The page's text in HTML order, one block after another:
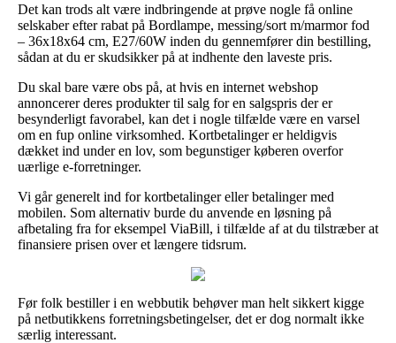
Det kan trods alt være indbringende at prøve nogle få online
selskaber efter rabat på Bordlampe, messing/sort m/marmor fod
– 36x18x64 cm, E27/60W inden du gennemfører din bestilling,
sådan at du er skudsikker på at indhente den laveste pris.
Du skal bare være obs på, at hvis en internet webshop
annoncerer deres produkter til salg for en salgspris der er
besynderligt favorabel, kan det i nogle tilfælde være en varsel
om en fup online virksomhed. Kortbetalinger er heldigvis
dækket ind under en lov, som begunstiger køberen overfor
uærlige e-forretninger.
Vi går generelt ind for kortbetalinger eller betalinger med
mobilen. Som alternativ burde du anvende en løsning på
afbetaling fra for eksempel ViaBill, i tilfælde af at du tilstræber at
finansiere prisen over et længere tidsrum.
Før folk bestiller i en webbutik behøver man helt sikkert kigge
på netbutikkens forretningsbetingelser, det er dog normalt ikke
særlig interessant.